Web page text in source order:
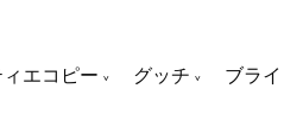
エコピー グッチ ブラ